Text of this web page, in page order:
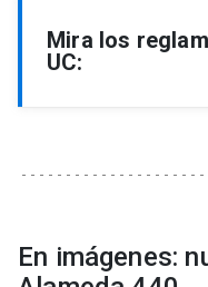
Mira los
UC:
Reglamento de
de Magíster en
En imágenes: